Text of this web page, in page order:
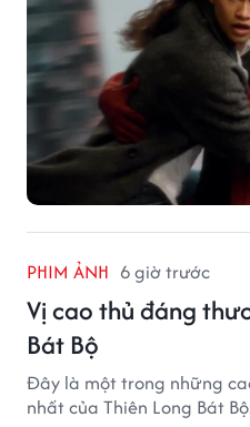
PHIM ẢNH 6 giờ trước
Vị cao thủ đáng
Bát Bộ
Đây là một trong những
nhất của Thiên Long Bát